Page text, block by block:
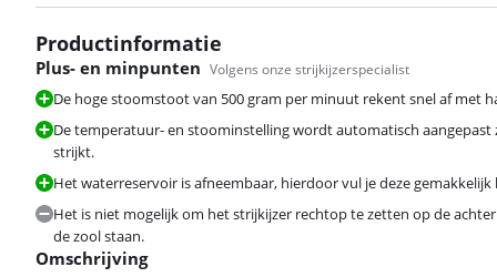
Productinformatie
Plus- en minpunten Volgens onze strijkijzerspecialist
De hoge stoomstoot van 500 gram per minuut rekent snel af met
De temperatuur- en stoominstelling wordt automatisch
strijkt.
Het waterreservoir is afneembaar, hierdoor vul je deze
Het is niet mogelijk om het strijkijzer rechtop te zetten op de
de zool staan.
Omschrijving